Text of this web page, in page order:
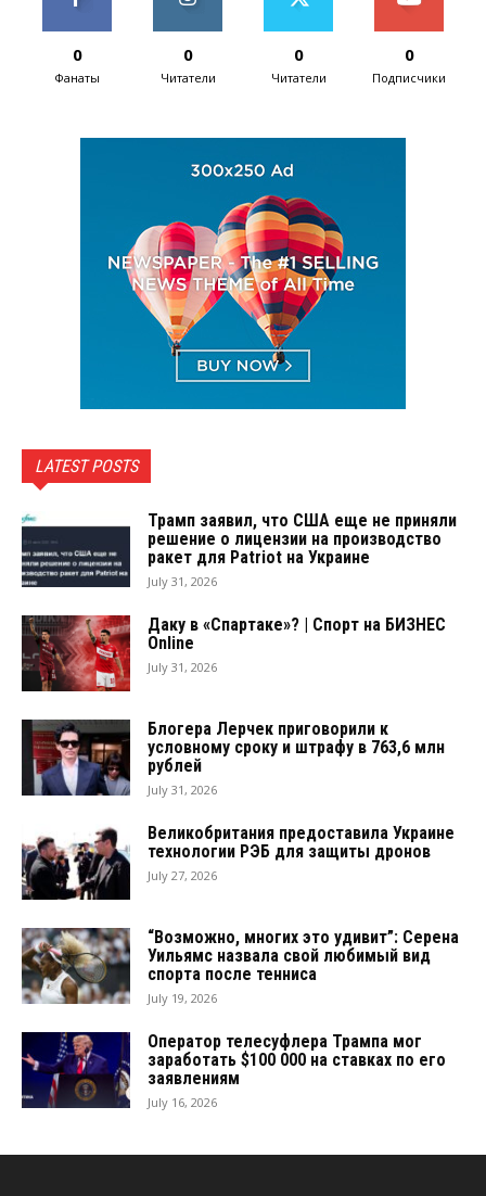
0
Фанаты
0
Читатели
0
Читатели
0
Подписчики
LATEST POSTS
Трамп заявил, что США еще не приняли
решение о лицензии на производство
ракет для Patriot на Украине
July 31, 2026
Даку в «Спартаке»? | Спорт на БИЗНЕС
Online
July 31, 2026
Блогера Лерчек приговорили к
условному сроку и штрафу в 763,6 млн
рублей
July 31, 2026
Великобритания предоставила Украине
технологии РЭБ для защиты дронов
July 27, 2026
“Возможно, многих это удивит”: Серена
Уильямс назвала свой любимый вид
спорта после тенниса
July 19, 2026
Оператор телесуфлера Трампа мог
заработать $100 000 на ставках по его
заявлениям
July 16, 2026